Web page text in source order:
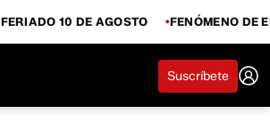
FERIADO 10 DE AGOSTO FENÓMENO DE
Suscríbete